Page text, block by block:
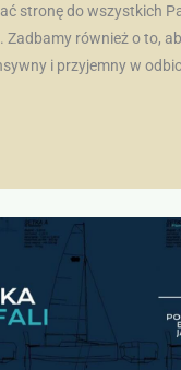
stronę do wszystkich
Zadbamy również o to,
i przyjemny w